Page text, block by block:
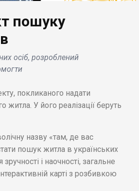
пошуку
осіб, розроблений
покликаного надати
У його реалізації беруть
назву «там, де вас
пошук житла в українських
і наочності, загальне
карті з розбивкою
БІЗНЕС НОВИНИ
збитки в 195 млн.
на території Росії .